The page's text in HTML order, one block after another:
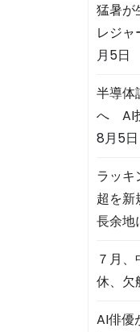
猛暑
レジャ
月5日
半導体
へ AI
8月5日
ラッ
超を
長余地
７月
休、欠
AI俳優